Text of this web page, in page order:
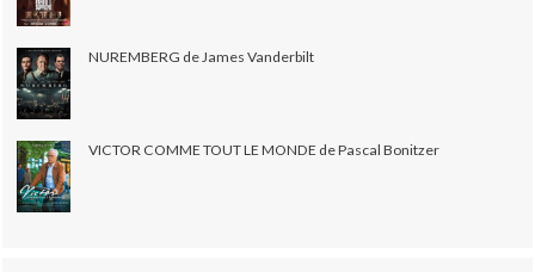
NUREMBERG de James Vanderbilt
VICTOR COMME TOUT LE MONDE de Pascal Bonitzer